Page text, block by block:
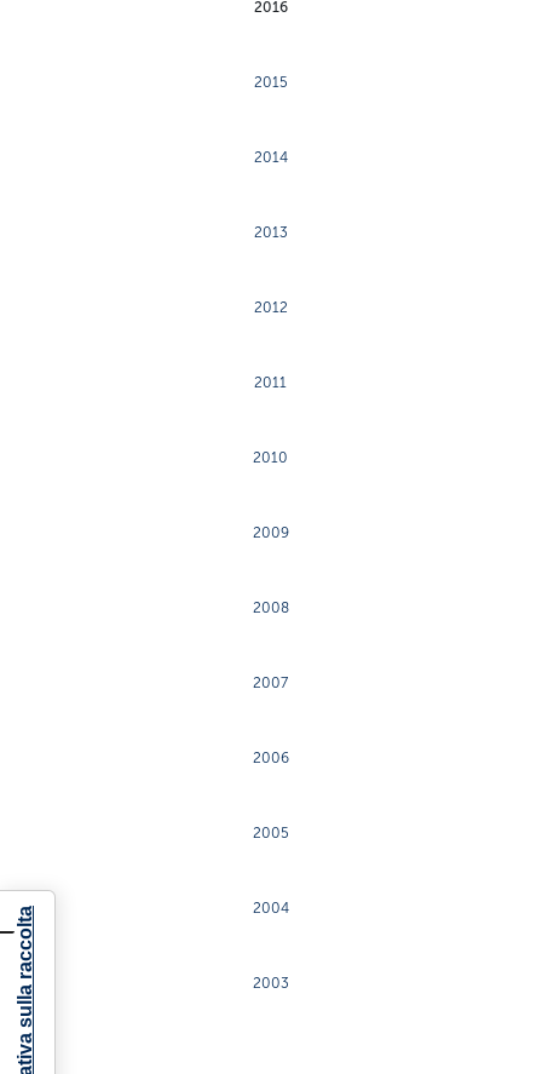
2016
2015
2014
2013
2012
2011
2010
2009
2008
2007
2006
2005
2004
2003
Informativa sulla raccolta